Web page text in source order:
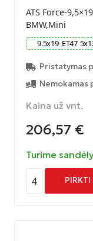
ATS Force-
BMW,Mini
9.5x19 ET47 5x
Pristatymas
Nemokamas
Kaina už vnt.
206,57 €
Turime
4 PIRKTI